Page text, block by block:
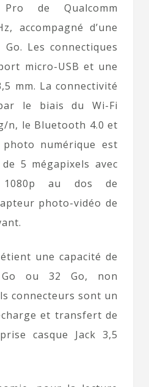
de Qualcomm
accompagné d’une
Les connectiques
micro-USB et une
mm. La connectivité
le biais du Wi-Fi
n, le Bluetooth 4.0 et
photo numérique est
5 mégapixels avec
1080p au dos de
photo-vidéo de
une capacité de
ou 32 Go, non
connecteurs sont un
et transfert de
casque Jack 3,5